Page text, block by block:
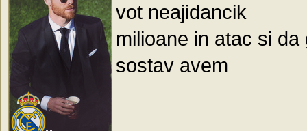
vot neajidancik
milioane in atac si
sostav avem